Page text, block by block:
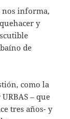
nos informa,
y
de
como la
– que
tres años- y